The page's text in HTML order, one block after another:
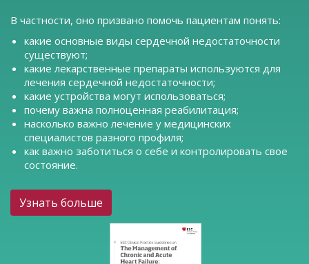
В частности, оно призвано помочь пациентам понять:
какие основные виды сердечной недостаточности
существуют;
какие лекарственные препараты используются для
лечения сердечной недостаточности;
какие устройства могут использоваться;
почему важна полноценная реабилитация;
насколько важно лечение у медицинских
специалистов разного профиля;
как важно заботиться о себе и контролировать свое
состояние.
Узнать больше